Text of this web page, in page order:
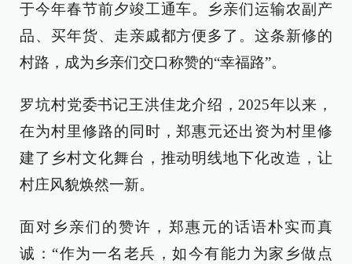
于今年春节前夕竣工通车。乡亲们运输农副产
品、买年货、走亲戚都方便多了。这条新修的
村路，成为乡亲们交口称赞的“幸福路”。
罗坑村党委书记王洪佳龙介绍，2025年以来，
在为村里修路的同时，郑惠元还出资为村里修
建了乡村文化舞台，推动明线地下化改造，让
村庄风貌焕然一新。
面对乡亲们的赞许，郑惠元的话语朴实而真
诚：“作为一名老兵，如今有能力为家乡做点